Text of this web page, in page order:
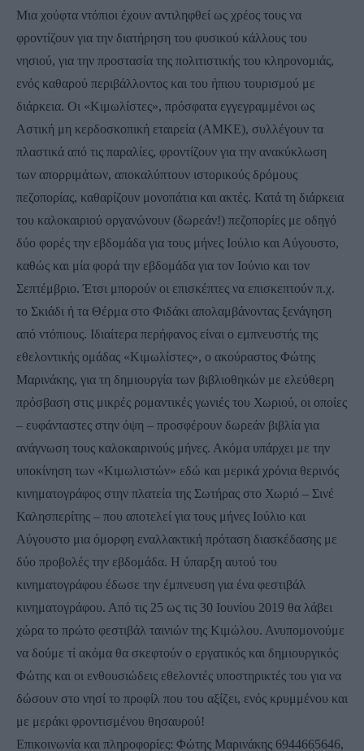
Μια χούφτα ντόπιοι έχουν αντιληφθεί ως χρέος τους να
φροντίζουν για την διατήρηση του φυσικού κάλλους του
νησιού, για την προστασία της πολιτιστικής του κληρονομιάς,
ενός καθαρού περιβάλλοντος και του ήπιου τουρισμού με
διάρκεια. Οι «Κιμωλίστες», πρόσφατα εγγεγραμμένοι ως
Αστική μη κερδοσκοπική εταιρεία (ΑΜΚΕ), συλλέγουν τα
πλαστικά από τις παραλίες, φροντίζουν για την ανακύκλωση
των απορριμάτων, αποκαλύπτουν ιστορικούς δρόμους
πεζοπορίας, καθαρίζουν μονοπάτια και ακτές. Κατά τη διάρκεια
του καλοκαιριού οργανώνουν (δωρεάν!) πεζοπορίες με οδηγό
δύο φορές την εβδομάδα για τους μήνες Ιούλιο και Αύγουστο,
καθώς και μία φορά την εβδομάδα για τον Ιούνιο και τον
Σεπτέμβριο. Έτσι μπορούν οι επισκέπτες να επισκεπτούν π.χ.
το Σκιάδι ή τα Θέρμα στο Φιδάκι απολαμβάνοντας ξενάγηση
από ντόπιους. Ιδιαίτερα περήφανος είναι ο εμπνευστής της
εθελοντικής ομάδας «Κιμωλίστες», ο ακούραστος Φώτης
Μαρινάκης, για τη δημιουργία των βιβλιοθηκών με ελεύθερη
πρόσβαση στις μικρές ρομαντικές γωνιές του Χωριού, οι οποίες
– ευφάνταστες στην όψη – προσφέρουν δωρεάν βιβλία για
ανάγνωση τους καλοκαιρινούς μήνες. Ακόμα υπάρχει με την
υποκίνηση των «Κιμωλιστών» εδώ και μερικά χρόνια θερινός
κινηματογράφος στην πλατεία της Σωτήρας στο Χωριό – Σινέ
Καλησπερίτης – που αποτελεί για τους μήνες Ιούλιο και
Αύγουστο μια όμορφη εναλλακτική πρόταση διασκέδασης με
δύο προβολές την εβδομάδα. Η ύπαρξη αυτού του
κινηματογράφου έδωσε την έμπνευση για ένα φεστιβάλ
κινηματογράφου. Από τις 25 ως τις 30 Ιουνίου 2019 θα λάβει
χώρα το πρώτο φεστιβάλ ταινιών της Κιμώλου. Ανυπομονούμε
να δούμε τί ακόμα θα σκεφτούν ο εργατικός και δημιουργικός
Φώτης και οι ενθουσιώδεις εθελοντές υποστηρικτές του για να
δώσουν στο νησί το προφίλ που του αξίζει, ενός κρυμμένου και
με μεράκι φροντισμένου θησαυρού!